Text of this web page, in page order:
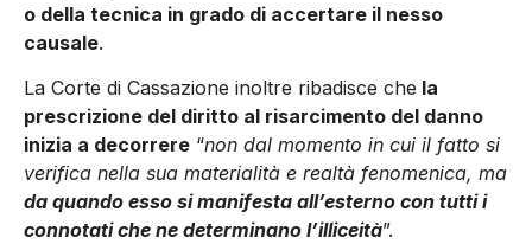
o della tecnica in grado di accertare il nesso
causale.
La Corte di Cassazione inoltre ribadisce che la
prescrizione del diritto al risarcimento del danno
inizia a decorrere “non dal momento in cui il fatto si
verifica nella sua materialità e realtà fenomenica, ma
da quando esso si manifesta all’esterno con tutti i
connotati che ne determinano l’illiceità”.